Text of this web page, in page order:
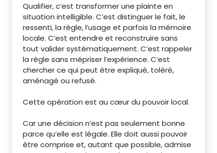
Qualifier, c’est transformer une plainte en
situation intelligible. C’est distinguer le fait, le
ressenti, la règle, l’usage et parfois la mémoire
locale. C’est entendre et reconstruire sans
tout valider systématiquement. C’est rappeler
la règle sans mépriser l’expérience. C’est
chercher ce qui peut être expliqué, toléré,
aménagé ou refusé.
Cette opération est au cœur du pouvoir local.
Car une décision n’est pas seulement bonne
parce qu’elle est légale. Elle doit aussi pouvoir
être comprise et, autant que possible, admise